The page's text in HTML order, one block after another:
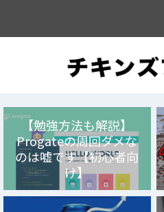
【勉強方法も解説】
Progateの周回ダメな
のは嘘です【初心者向
け】